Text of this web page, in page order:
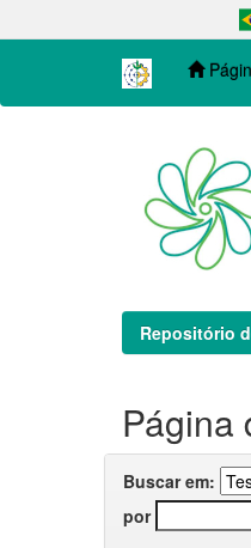
navigation
Repositório
Página
Buscar em:
por